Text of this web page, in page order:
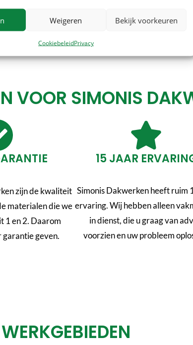
Weigeren Bekijk voorkeuren
CookiebeleidPrivacy
VOOR SIMONIS
zijn de kwaliteit
materialen die we
1 en 2. Daarom
garantie geven.
15 JAAR
Simonis Dakwerken heeft ruim
ervaring. Wij hebben alleen
in dienst, die u graag van
voorzien en uw probleem
WERKGEBIEDEN